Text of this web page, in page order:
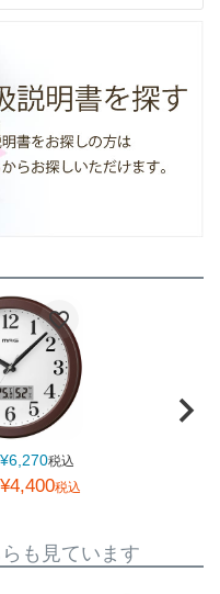
¥6,270税込
¥4,400税込
も見ています